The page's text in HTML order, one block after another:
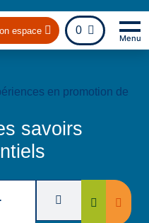
espace 0
fichier
Menu
savoirs
Filtres deRechercher